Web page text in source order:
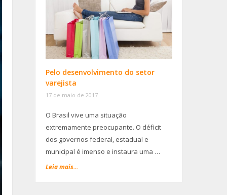
Pelo desenvolvimento do setor
varejista
17 de maio de 2017
O Brasil vive uma situação
extremamente preocupante. O déficit
dos governos federal, estadual e
municipal é imenso e instaura uma …
Leia mais...